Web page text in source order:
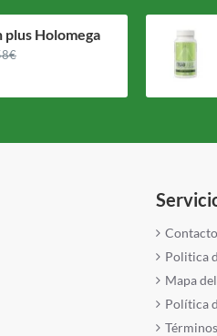
plus Holomega
Contacto
Politica
Mapa
Política